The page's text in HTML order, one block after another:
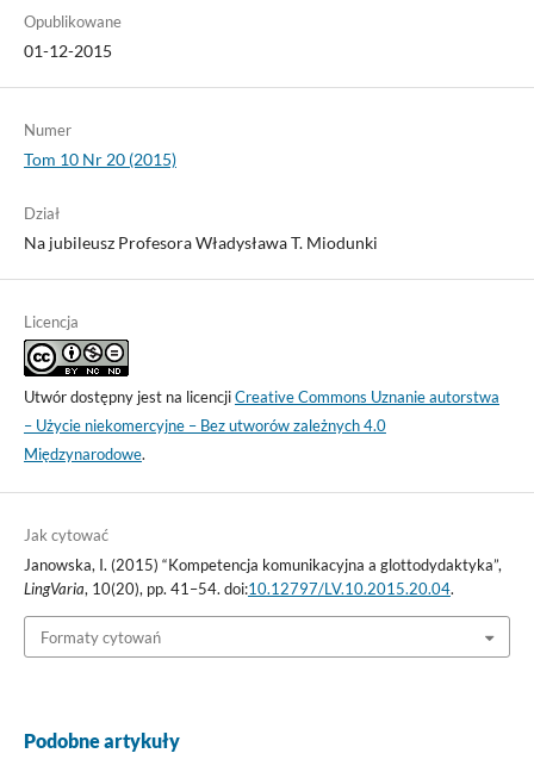
Opublikowane
01-12-2015
Numer
Tom 10 Nr 20 (2015)
Dział
Na jubileusz Profesora Władysława T. Miodunki
Licencja
Utwór dostępny jest na licencjiCreative Commons Uznanie autorstwa
– Użycie niekomercyjne – Bez utworów zależnych 4.0
Międzynarodowe.
Jak cytować
Janowska, I. (2015) “Kompetencja komunikacyjna a glottodydaktyka”,
LingVaria, 10(20), pp. 41–54. doi:10.12797/LV.10.2015.20.04.
Formaty cytowań
Podobne artykuły